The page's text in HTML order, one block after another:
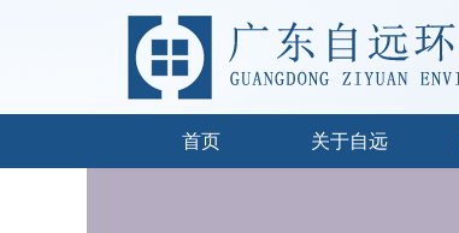
首页 关于自远